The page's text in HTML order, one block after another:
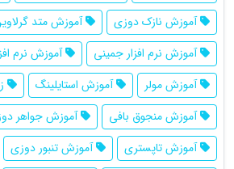
آموزش نازک دوزی
آموزش متد
آموزش نرم افزار جمینی
آموزش نرم
آموزش مولر
آموزش استایلینگ
آموزش منجوق بافی
آموزش جواهر
آموزش تاپستری
آموزش تنبور دوزی